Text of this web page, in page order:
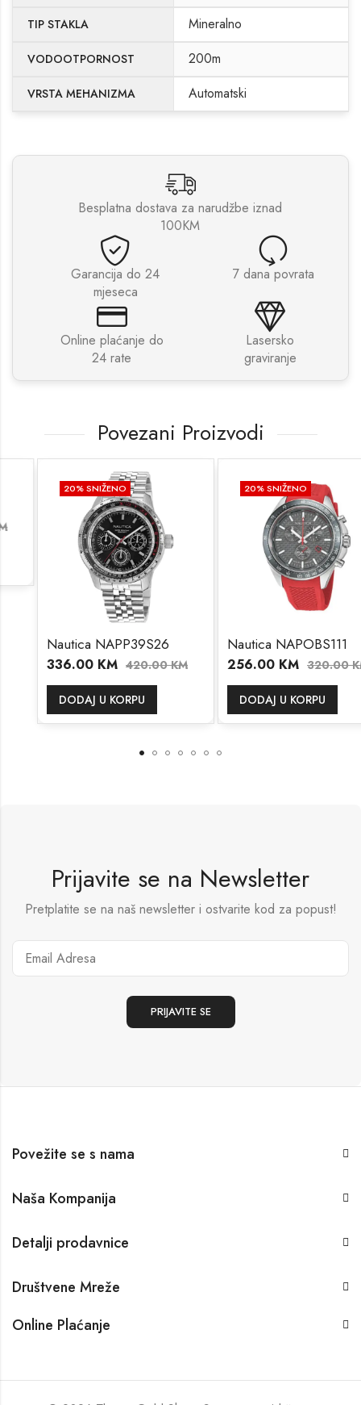
TIP STAKLA Mineralno
VODOOTPORNOST 200m
VRSTA MEHANIZMA Automatski
Besplatna dostava za narudžbe iznad
100KM
Garancija do 24
mjeseca
7 dana povrata
Online plaćanje do
24 rate
Lasersko
graviranje
Povezani Proizvodi
% SNIŽENO
Nautica NAPP39S26
336.00KM 420.00KM
DODAJ U KORPU
% SNIŽENO
Nautica NAPOBS111
256.00KM 320.00KM
DODAJ U KORPU
Prijavite se na Newsletter
Pretplatite se na naš newsletter i ostvarite kod za popust!
Povežite se s nama
Naša Kompanija
Detalji prodavnice
Društvene Mreže
Online Plaćanje